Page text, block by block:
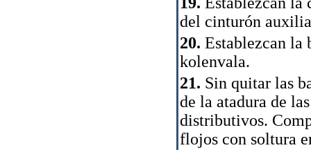
del cinturón
20. Establezcan la
kolenvala.
21. Sin quitar las
de la atadura de
distributivos.
flojos con soltura